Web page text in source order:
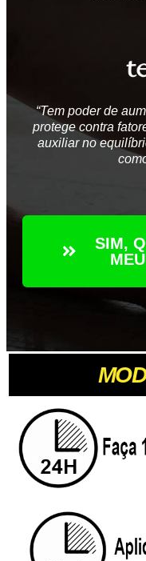
“Tem poder de
protege contra
auxiliar no
SIM,